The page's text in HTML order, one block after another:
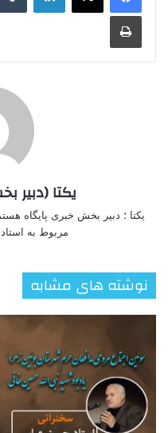
چاپ
یکتا (دبیر
یکتا ؛ دبیر بخش خبری پایگاه
مربوط به
نوشته های مشابه